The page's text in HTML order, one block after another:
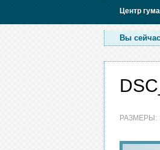
Центр
Вы
РАЗМЕРЫ: